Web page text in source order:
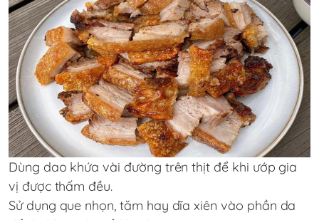
Dùng dao khứa vài đường trên thịt để khi ướp gia
vị được thấm đều.
Sử dụng que nhọn, tăm hay dĩa xiên vào phần da